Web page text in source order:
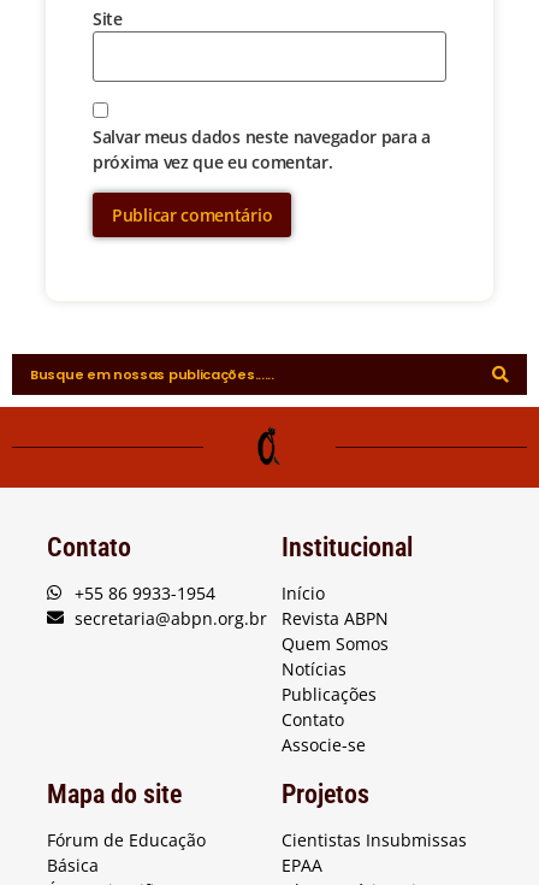
Site
Salvar meus dados neste navegador para a
próxima vez que eu comentar.
Contato
+55 86 9933-1954
secretaria@abpn.org.br
Institucional
Início
Revista ABPN
Quem Somos
Notícias
Publicações
Contato
Associe-se
Mapa do site
Fórum de Educação
Básica
Projetos
Cientistas Insubmissas
EPAA